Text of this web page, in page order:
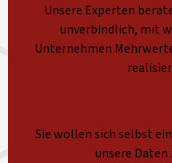
Unsere Experten
unverbindlich, mit
Unternehmen
Sie wollen sich selbst
unsere Daten